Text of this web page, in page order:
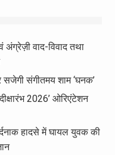
वाद-विवाद तथा
संगीतमय शाम ‘घनक’
2026’ ओरिएंटेशन
हादसे में घायल युवक की